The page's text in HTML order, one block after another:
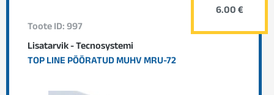
Toote ID: 997
Lisatarvik - Tecnosystemi
TOP LINE PÖÖRATUD MUHV MRU-72
6.00 €